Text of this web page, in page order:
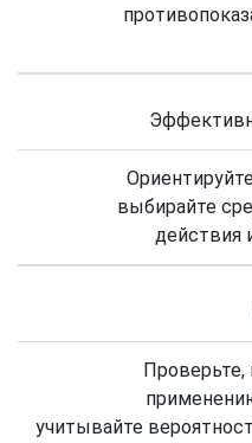
выбирайте
действия
Проверьте,
учитывайте